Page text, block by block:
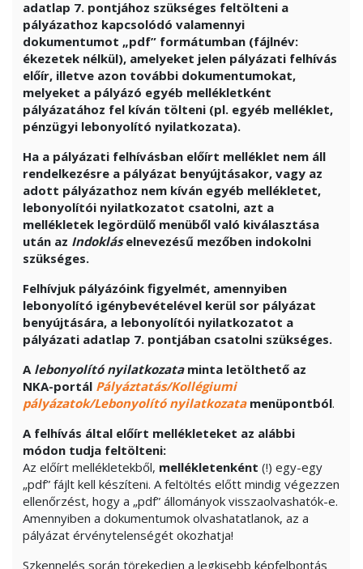
adatlap 7. pontjához szükséges feltölteni a
pályázathoz kapcsolódó valamennyi
dokumentumot „pdf” formátumban (fájlnév:
ékezetek nélkül), amelyeket jelen pályázati felhívás
előír, illetve azon további dokumentumokat,
melyeket a pályázó egyéb mellékletként
pályázatához fel kíván tölteni (pl. egyéb melléklet,
pénzügyi lebonyolító nyilatkozata).
Ha a pályázati felhívásban előírt melléklet nem áll
rendelkezésre a pályázat benyújtásakor, vagy az
adott pályázathoz nem kíván egyéb mellékletet,
lebonyolítói nyilatkozatot csatolni, azt a
mellékletek legördülő menüből való kiválasztása
után az Indokláselnevezésű mezőben indokolni
szükséges.
Felhívjuk pályázóink figyelmét, amennyiben
lebonyolító igénybevételével kerül sor pályázat
benyújtására, a lebonyolítói nyilatkozatot a
pályázati adatlap 7. pontjában csatolni szükséges.
A lebonyolító nyilatkozataminta letölthető az
NKA-portál Pályáztatás/Kollégiumi
pályázatok/Lebonyolító nyilatkozatamenüpontból.
A felhívás által előírt mellékleteket az alábbi
módon tudja feltölteni:
Az előírt mellékletekből, mellékletenként (!) egy-egy
„pdf” fájlt kell készíteni. A feltöltés előtt mindig végezzen
ellenőrzést, hogy a „pdf” állományok visszaolvashatók-e.
Amennyiben a dokumentumok olvashatatlanok, az a
pályázat érvénytelenségét okozhatja!
Szkennelés során törekedjen a legkisebb képfelbontás